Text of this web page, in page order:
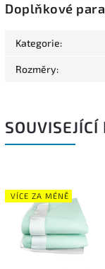
Doplňkové
Kategorie:
Rozměry:
SOUVISEJÍCÍ
VÍCE ZA MÉNĚ